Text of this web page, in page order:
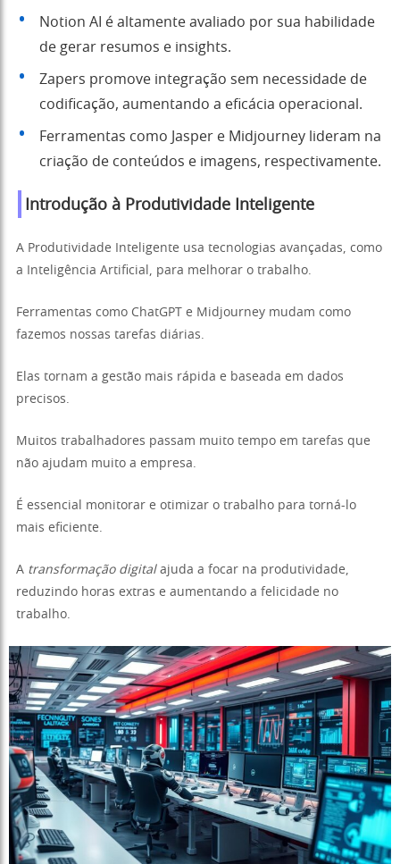
Notion AI é altamente avaliado por sua habilidade
de gerar resumos e insights.
Zapers promove integração sem necessidade de
codificação, aumentando a eficácia operacional.
Ferramentas como Jasper e Midjourney lideram na
criação de conteúdos e imagens, respectivamente.
Introdução à Produtividade Inteligente
A Produtividade Inteligente usa tecnologias avançadas, como
a Inteligência Artificial, para melhorar o trabalho.
Ferramentas como ChatGPT e Midjourney mudam como
fazemos nossas tarefas diárias.
Elas tornam a gestão mais rápida e baseada em dados
precisos.
Muitos trabalhadores passam muito tempo em tarefas que
não ajudam muito a empresa.
É essencial monitorar e otimizar o trabalho para torná-lo
mais eficiente.
A transformação digitalajuda a focar na produtividade,
reduzindo horas extras e aumentando a felicidade no
trabalho.